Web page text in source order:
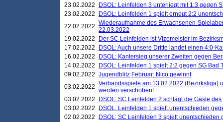
23.02.2022
DSOL: Leinfelden 3 unterliegt mit 1:3 gegen
23.02.2022
DSOL: Leinfelden 1 spielt erneut 2:2
22.02.2022 Wiederaufnahme des Erwachsenen-
22.03.2022
19.02.2022
Der SC Leinfelden ist Vizemeister im
17.02.2022
DSOL: Auch unsere Dritte landet einen 4:0-
16.02.2022
DSOL: Kantersieg unserer Zweiten gegen
14.02.2022
DSOL: Leinfelden 1 spielt 2:2 gegen SG Bad
09.02.2022 Jugendblitz Februar: Nico gewinnt
03.02.2022 Verbandsspiele am 13.02.2022 (Bezirksliga)
werden verschoben!
03.02.2022
DSOL; SC Leinfelden 2 schlägt die Gäste
03.02.2022
DSOL: Leinfelden 1 spielt unentschieden
02.02.2022
DSOL; SC Leinfelden 3 spielt unentschieden